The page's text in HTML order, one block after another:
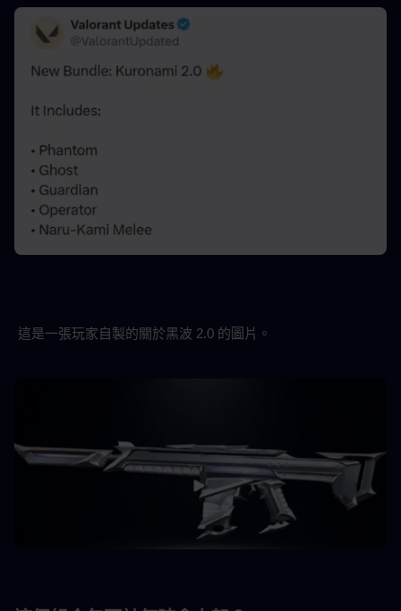
這是一張玩家自製的關於黑波 2.0 的圖片。